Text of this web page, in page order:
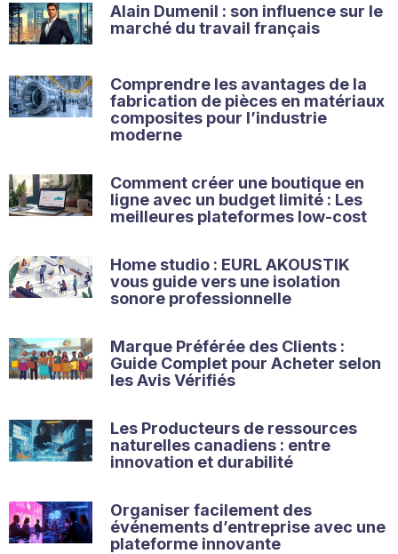
Alain Dumenil : son influence sur le
marché du travail français
Comprendre les avantages de la
fabrication de pièces en matériaux
composites pour l’industrie
moderne
Comment créer une boutique en
ligne avec un budget limité : Les
meilleures plateformes low-cost
Home studio : EURL AKOUSTIK
vous guide vers une isolation
sonore professionnelle
Marque Préférée des Clients :
Guide Complet pour Acheter selon
les Avis Vérifiés
Les Producteurs de ressources
naturelles canadiens : entre
innovation et durabilité
Organiser facilement des
événements d’entreprise avec une
plateforme innovante